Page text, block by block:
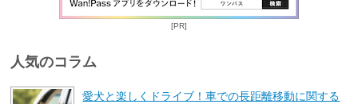
[PR]
人気のコラム
愛犬と楽しくドライブ！車での長距離移動に関する